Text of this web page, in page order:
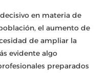
en materia de
el aumento de
de ampliar la
evidente algo
preparados